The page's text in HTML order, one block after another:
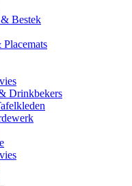
Bestek
Drinkbekers